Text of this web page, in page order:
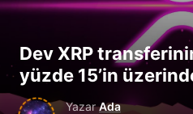
Dev XRP
yüzde 15’in
YazarAda